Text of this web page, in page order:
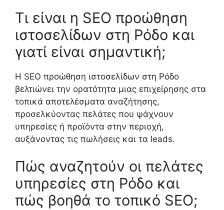
Τι είναι η SEO προώθηση
ιστοσελίδων στη Ρόδο και
γιατί είναι σημαντική;
Η SEO προώθηση ιστοσελίδων στη Ρόδο
βελτιώνει την ορατότητα μιας επιχείρησης στα
τοπικά αποτελέσματα αναζήτησης,
προσελκύοντας πελάτες που ψάχνουν
υπηρεσίες ή προϊόντα στην περιοχή,
αυξάνοντας τις πωλήσεις και τα leads.
Πώς αναζητούν οι πελάτες
υπηρεσίες στη Ρόδο και
πώς βοηθά το τοπικό SEO;